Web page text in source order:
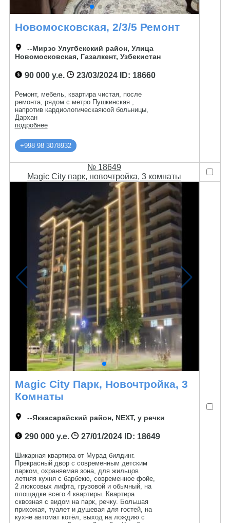
Новомосковская, 2/3/5 Ремонт
--Мирзо Улугбекский район, Улица
Новомосковская, Газалкент, Узбекистан
90 000 у.е. 23/03/2024ID: 18660
Ремонт, мебель, квартира чистая, после
ремонта, рядом с метро Пушкинская ,
напротив кардиологическаяюой больницы,
Дархан
подробнее
+998 98 3078932
№ 18649
Magic City парк, новочтройка, 3 комнаты
Magic City Парк, Новочтройка, 3
Комнаты
--Яккасарайский район, NEXT, у речки
290 000 у.е. 27/01/2024ID: 18649
Шикарная квартира от Мурад билдинг.
Прекрасный двор с современным детским
парком, охраняемая зона, для жильцов
летняя кухня с барбекю, современное фойе,
2 люксовых лифта, грузовой и обычный, на
площадке всего 4 квартиры. Квартира
сквозная с видом на парк, речку. Большая
прихожая, туалет и душевая для гостей, на
кухне автомат котёл, выход на лождию с